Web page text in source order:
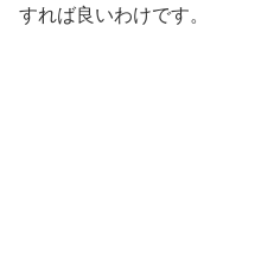
すれば良いわけです。